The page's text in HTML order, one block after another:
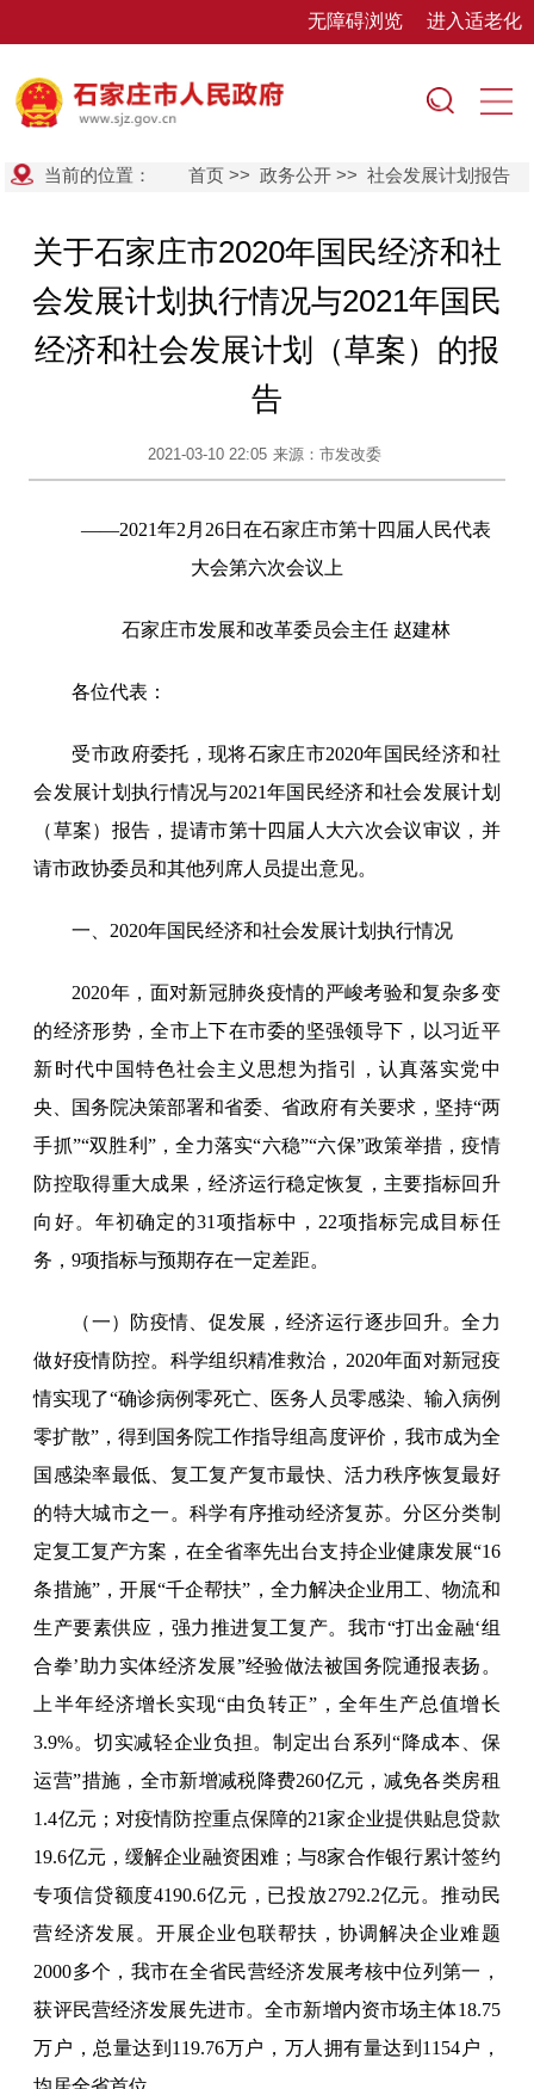
无障碍浏览 进入适老化
当前的位置： 首页 >>政务公开 >>社会发展计划报告
关于石家庄市2020年国民经济和社
会发展计划执行情况与2021年国民
经济和社会发展计划（草案）的报
告
2021-03-10 22:05 来源：市发改委
——2021年2月26日在石家庄市第十四届人民代表
大会第六次会议上
石家庄市发展和改革委员会主任 赵建林
各位代表：
受市政府委托，现将石家庄市2020年国民经济和社
会发展计划执行情况与2021年国民经济和社会发展计划
（草案）报告，提请市第十四届人大六次会议审议，并
请市政协委员和其他列席人员提出意见。
一、2020年国民经济和社会发展计划执行情况
2020年，面对新冠肺炎疫情的严峻考验和复杂多变
的经济形势，全市上下在市委的坚强领导下，以习近平
新时代中国特色社会主义思想为指引，认真落实党中
央、国务院决策部署和省委、省政府有关要求，坚持“两
手抓”“双胜利”，全力落实“六稳”“六保”政策举措，疫情
防控取得重大成果，经济运行稳定恢复，主要指标回升
向好。年初确定的31项指标中，22项指标完成目标任
务，9项指标与预期存在一定差距。
（一）防疫情、促发展，经济运行逐步回升。全力
做好疫情防控。科学组织精准救治，2020年面对新冠疫
情实现了“确诊病例零死亡、医务人员零感染、输入病例
零扩散”，得到国务院工作指导组高度评价，我市成为全
国感染率最低、复工复产复市最快、活力秩序恢复最好
的特大城市之一。科学有序推动经济复苏。分区分类制
定复工复产方案，在全省率先出台支持企业健康发展“16
条措施”，开展“千企帮扶”，全力解决企业用工、物流和
生产要素供应，强力推进复工复产。我市“打出金融‘组
合拳’助力实体经济发展”经验做法被国务院通报表扬。
上半年经济增长实现“由负转正”，全年生产总值增长
3.9%。切实减轻企业负担。制定出台系列“降成本、保
运营”措施，全市新增减税降费260亿元，减免各类房租
1.4亿元；对疫情防控重点保障的21家企业提供贴息贷款
19.6亿元，缓解企业融资困难；与8家合作银行累计签约
专项信贷额度4190.6亿元，已投放2792.2亿元。推动民
营经济发展。开展企业包联帮扶，协调解决企业难题
2000多个，我市在全省民营经济发展考核中位列第一，
获评民营经济发展先进市。全市新增内资市场主体18.75
万户，总量达到119.76万户，万人拥有量达到1154户，